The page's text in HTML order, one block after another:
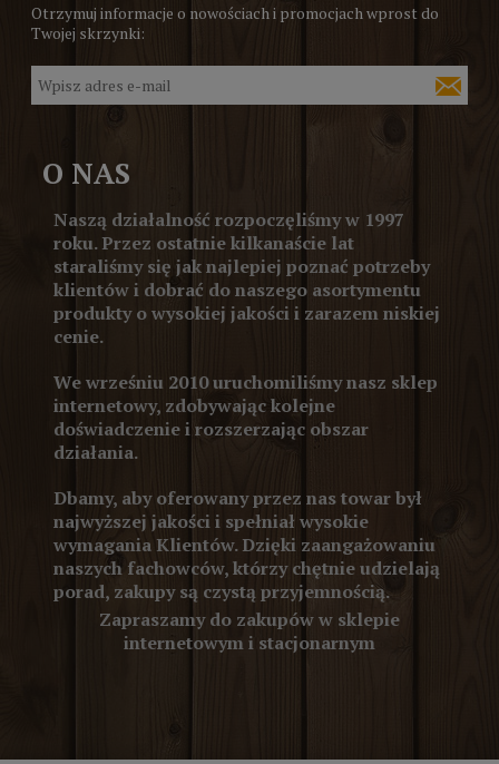
Otrzymuj informacje o nowościach i promocjach wprost do
Twojej skrzynki:
O NAS
Naszą działalność rozpoczęliśmy w 1997
roku. Przez ostatnie kilkanaście lat
staraliśmy się jak najlepiej poznać potrzeby
klientów i dobrać do naszego asortymentu
produkty o wysokiej jakości i zarazem niskiej
cenie.
We wrześniu 2010 uruchomiliśmy nasz sklep
internetowy, zdobywając kolejne
doświadczenie i rozszerzając obszar
działania.
Dbamy, aby oferowany przez nas towar był
najwyższej jakości i spełniał wysokie
wymagania Klientów. Dzięki zaangażowaniu
naszych fachowców, którzy chętnie udzielają
porad, zakupy są czystą przyjemnością.
Zapraszamy do zakupów w sklepie
internetowym i stacjonarnym